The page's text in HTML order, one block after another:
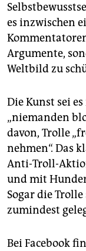
es inzwischen
Argumente,
Weltbild zu
Die Kunst sei
„niemanden
davon, Trolle
nehmen“. Das
Anti-Troll-
und mit
Sogar die
zumindest
Bei Facebook